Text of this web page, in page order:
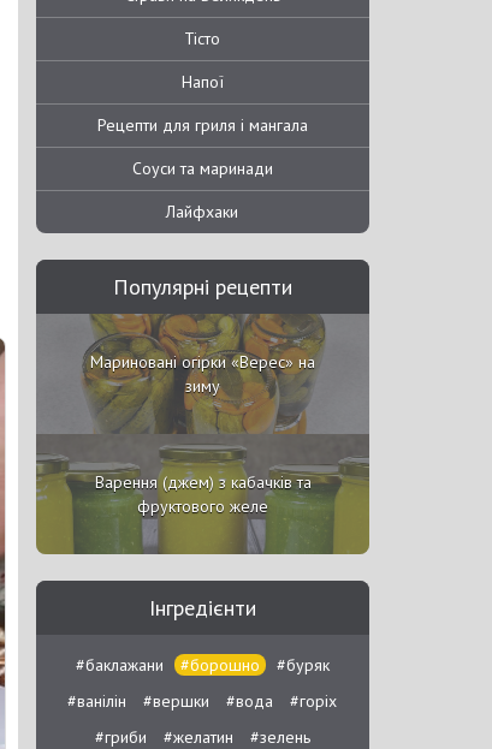
Тісто
Напої
Рецепти для гриля і мангала
Соуси та маринади
Лайфхаки
Популярні рецепти
Мариновані огірки «Верес» на
зиму
Варення (джем) з кабачків та
фруктового желе
Інгредієнти
#баклажани #борошно
#буряк
#ванілін
#вершки #вода
#горіх
#гриби
#желатин
#зелень